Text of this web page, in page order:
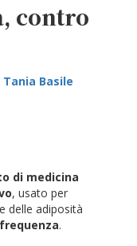
contro
Basile
di medicina
, usato per
delle adiposità
.